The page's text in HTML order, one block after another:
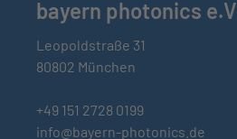
bayern photonics e.V
Leopoldstraße 31
80802 München
+49 151 2728 0199
info@bayern-photonics.de